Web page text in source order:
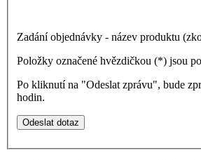
Zadání objednávky - název produktu
Položky označené hvězdičkou (*) jsou
Po kliknutí na "Odeslat zprávu", bude
hodin.